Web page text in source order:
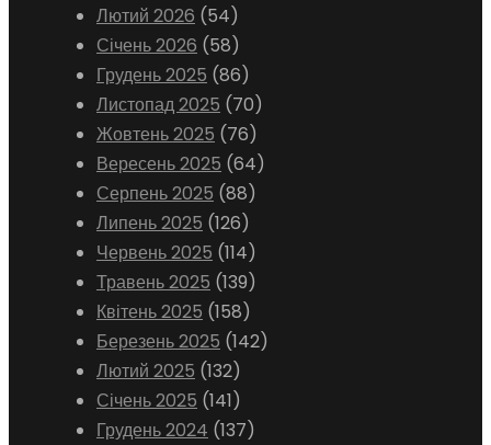
Лютий 2026 (54)
Січень 2026 (58)
Грудень 2025 (86)
Листопад 2025 (70)
Жовтень 2025 (76)
Вересень 2025 (64)
Серпень 2025 (88)
Липень 2025 (126)
Червень 2025 (114)
Травень 2025 (139)
Квітень 2025 (158)
Березень 2025 (142)
Лютий 2025 (132)
Січень 2025 (141)
Грудень 2024 (137)